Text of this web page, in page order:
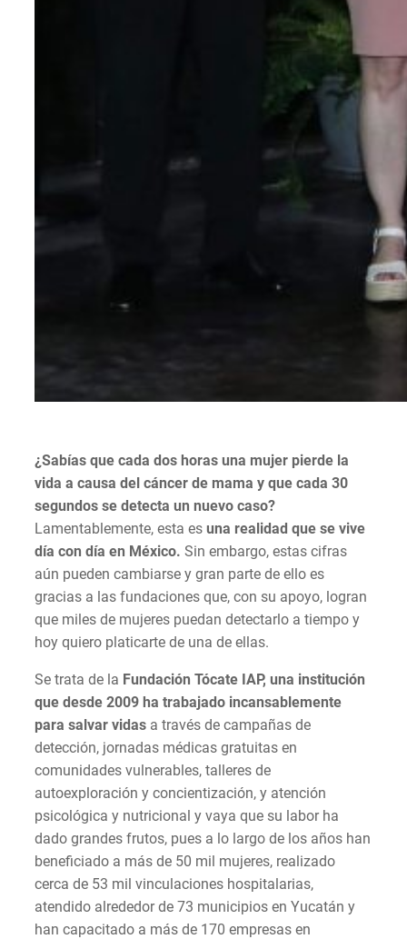
¿Sabías que cada dos horas una mujer pierde la
vida a causa del cáncer de mama y que cada 30
segundos se detecta un nuevo caso?
Lamentablemente, esta es una realidad que se vive
día con día en México. Sin embargo, estas cifras
aún pueden cambiarse y gran parte de ello es
gracias a las fundaciones que, con su apoyo, logran
que miles de mujeres puedan detectarlo a tiempo y
hoy quiero platicarte de una de ellas.
Se trata de la Fundación Tócate IAP, una institución
que desde 2009 ha trabajado incansablemente
para salvar vidas a través de campañas de
detección, jornadas médicas gratuitas en
comunidades vulnerables, talleres de
autoexploración y concientización, y atención
psicológica y nutricional y vaya que su labor ha
dado grandes frutos, pues a lo largo de los años han
beneficiado a más de 50 mil mujeres, realizado
cerca de 53 mil vinculaciones hospitalarias,
atendido alrededor de 73 municipios en Yucatán y
han capacitado a más de 170 empresas en